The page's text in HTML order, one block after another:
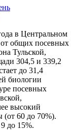
в Центральном
от общих посевных
Тульской,
304,5 и 339,2
до 31,4
биологии
посевных
высокий
(от 60 до 70%).
до 15%.